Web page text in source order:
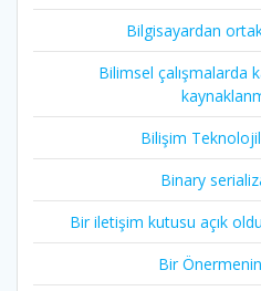
Bilgisayardan
Bilimsel çalışmalarda
Bilişim
Binary
Bir iletişim kutusu açık
Bir